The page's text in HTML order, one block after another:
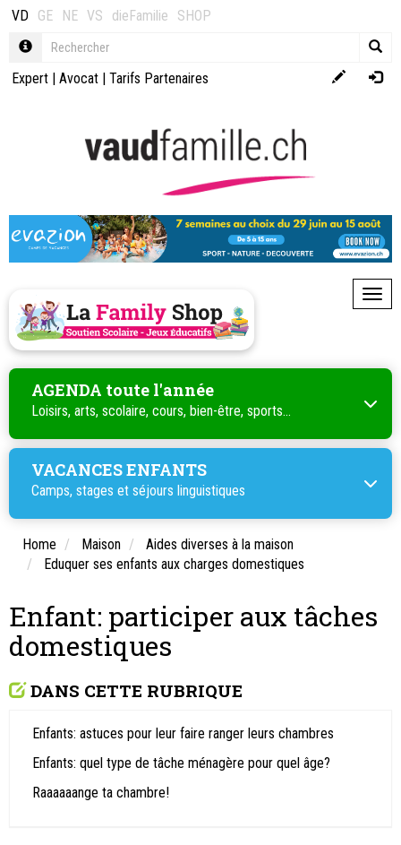
VD GE NE VS dieFamilie SHOP
Expert | Avocat | Tarifs Partenaires
AGENDA toute l'année
Loisirs, arts, scolaire, cours, bien-être, sports...
VACANCES ENFANTS
Camps, stages et séjours linguistiques
Home Maison
Aides diverses à la maison
Eduquer ses enfants aux charges domestiques
Enfant: participer aux tâches
domestiques
DANS CETTE RUBRIQUE
Enfants: astuces pour leur faire ranger leurs chambres
Enfants: quel type de tâche ménagère pour quel âge?
Raaaaaange ta chambre!